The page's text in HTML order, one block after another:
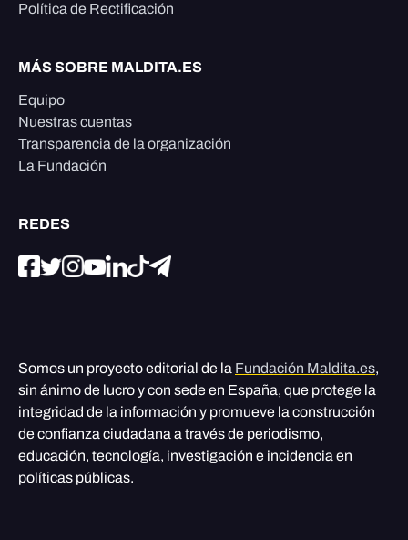
Política de Rectificación
MÁS SOBRE MALDITA.ES
Equipo
Nuestras cuentas
Transparencia de la organización
La Fundación
REDES
Somos un proyecto editorial de la Fundación Maldita.es,
sin ánimo de lucro y con sede en España, que protege la
integridad de la información y promueve la construcción
de confianza ciudadana a través de periodismo,
educación, tecnología, investigación e incidencia en
políticas públicas.